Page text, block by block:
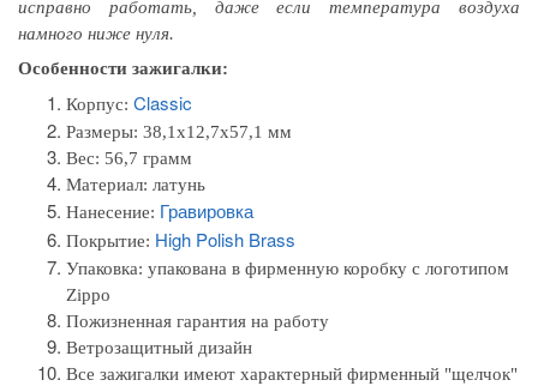
исправно работать, даже если температура воздуха
намного ниже нуля.
Особенности зажигалки:
Корпус: Classic
Размеры: 38,1x12,7x57,1 мм
Вес: 56,7 грамм
Материал: латунь
Нанесение: Гравировка
Покрытие: High Polish Brass
Упаковка: упакована в фирменную коробку с логотипом
Zippo
Пожизненная гарантия на работу
Ветрозащитный дизайн
Все зажигалки имеют характерный фирменный "щелчок"